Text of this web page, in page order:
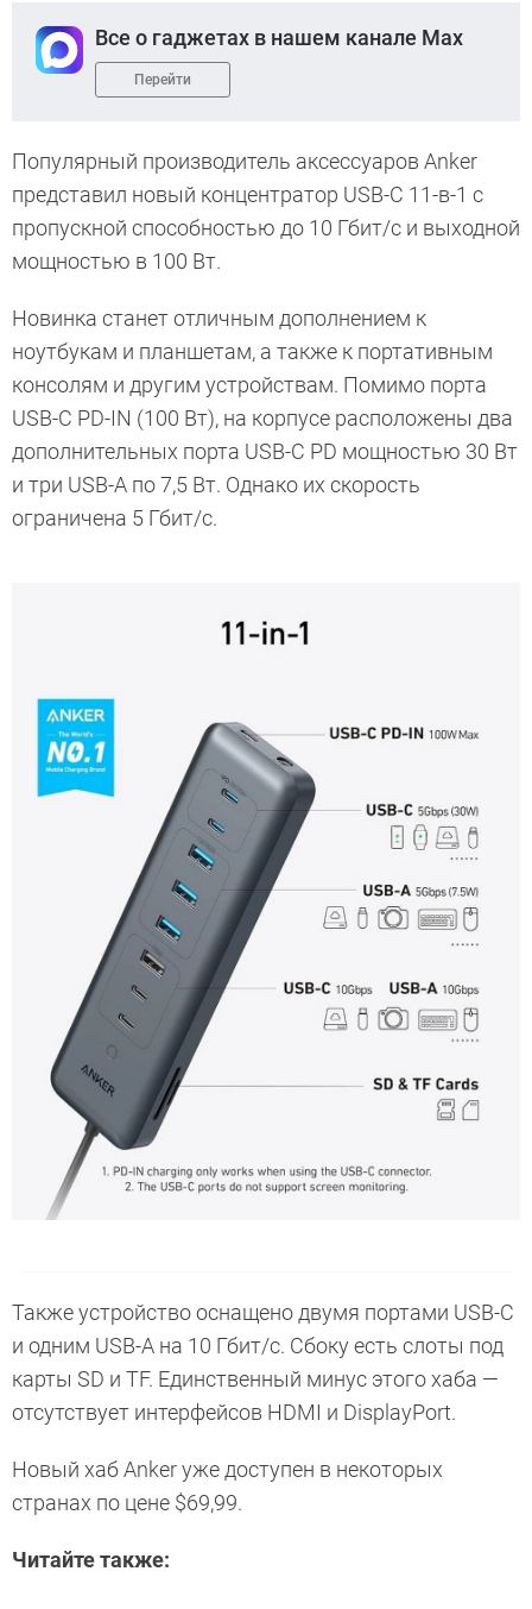
Все о гаджетах в нашем канале Max
Перейти
Популярный производитель аксессуаров Anker
представил новый концентратор USB-C 11-в-1 с
пропускной способностью до 10 Гбит/с и выходной
мощностью в 100 Вт.
Новинка станет отличным дополнением к
ноутбукам и планшетам, а также к портативным
консолям и другим устройствам. Помимо порта
USB-C PD-IN (100 Вт), на корпусе расположены два
дополнительных порта USB-C PD мощностью 30 Вт
и три USB-A по 7,5 Вт. Однако их скорость
ограничена 5 Гбит/с.
Также устройство оснащено двумя портами USB-C
и одним USB-A на 10 Гбит/с. Сбоку есть слоты под
карты SD и TF. Единственный минус этого хаба —
отсутствует интерфейсов HDMI и DisplayPort.
Новый хаб Anker уже доступен в некоторых
странах по цене $69,99.
Читайте также: